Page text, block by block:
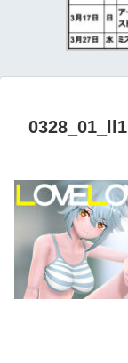
0328_01_ll1